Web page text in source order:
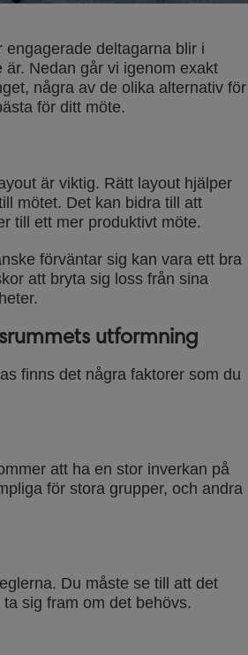
deltagarna blir i
Nedan går vi igenom exakt
några av de olika alternativ för
för ditt möte.
är viktig. Rätt layout hjälper
mötet. Det kan bidra till att
till ett mer produktivt möte.
förväntar sig kan vara ett bra
att bryta sig loss från sina
utformning
finns det några faktorer som du
att ha en stor inverkan på
för stora grupper, och andra
Du måste se till att det
sig fram om det behövs.